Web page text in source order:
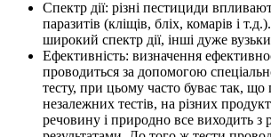
Спектр дії: різні пестициди
паразитів (кліщів, бліх, комарів і
широкий спектр дії, інші дуже
Ефективність: визначення
проводиться за допомогою
тесту, при цьому часто буває так, що
незалежних тестів, на різних
речовину і природно все виходить з